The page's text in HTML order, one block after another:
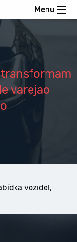
Menu
varejao
vozidel,